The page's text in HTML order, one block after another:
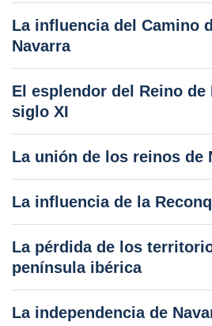
La influencia del Camino
Navarra
El esplendor del Reino de
siglo XI
La unión de los reinos de
La influencia de la
La pérdida de los
península ibérica
La independencia de